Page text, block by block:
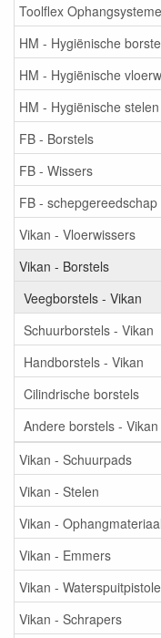
Toolflex
HM - Hygiënische
HM - Hygiënische
HM - Hygiënische stelen
FB - Borstels
FB - Wissers
FB - schepgereedschap
Vikan - Vloerwissers
Vikan - Borstels
Veegborstels - Vikan
Schuurborstels - Vikan
Handborstels - Vikan
Cilindrische borstels
Andere borstels - Vikan
Vikan - Schuurpads
Vikan - Stelen
Vikan - Ophangmateriaal
Vikan - Emmers
Vikan -
Vikan - Schrapers